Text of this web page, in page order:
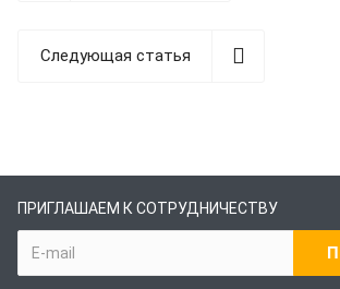
Следующая статья
ПРИГЛАШАЕМ К СОТРУДНИЧЕСТВУ